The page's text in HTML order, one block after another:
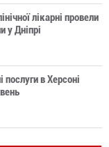
лікарні провели
Дніпрі
послуги в Херсоні